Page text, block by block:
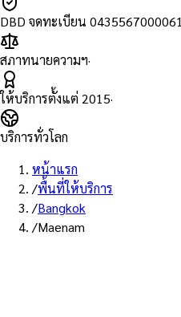
DBD จดทะเบียน 0435567000061
สภาทนายความฯ·
ให้บริการตั้งแต่ 2015·
บริการทั่วโลก
หน้าแรก
/พื้นที่ให้บริการ
/Bangkok
/Maenam